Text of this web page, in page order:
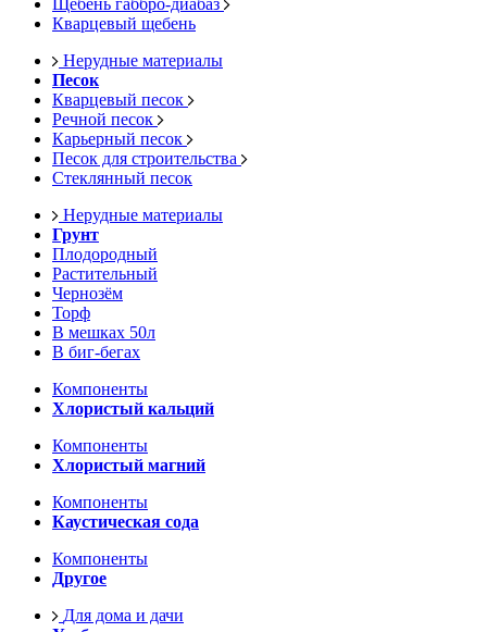
Щебень габбро-диабаз
Кварцевый щебень
Нерудные материалы
Песок
Кварцевый песок
Речной песок
Карьерный песок
Песок для строительства
Стеклянный песок
Нерудные материалы
Грунт
Плодородный
Растительный
Чернозём
Торф
В мешках 50л
В биг-бегах
Компоненты
Хлористый кальций
Компоненты
Хлористый магний
Компоненты
Каустическая сода
Компоненты
Другое
Для дома и дачи